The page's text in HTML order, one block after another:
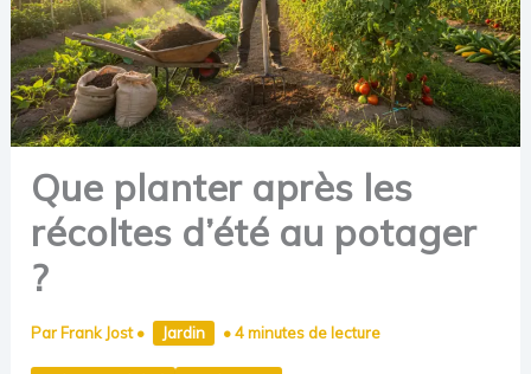
Que planter après les
récoltes d’été au potager
?
Par Frank Jost• Jardin •4 minutes de lecture